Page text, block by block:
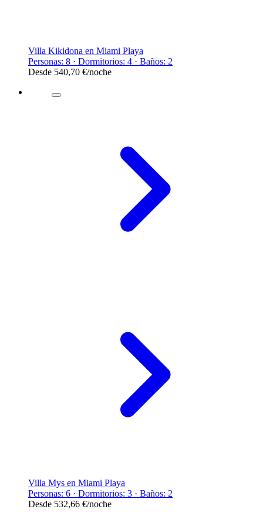
Villa Kikidona en Miami Playa
Personas: 8 · Dormitorios: 4 · Baños: 2
Desde 540,70 €/noche
Villa Mys en Miami Playa
Personas: 6 · Dormitorios: 3 · Baños: 2
Desde 532,66 €/noche